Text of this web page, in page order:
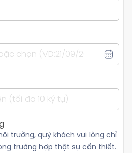
trường, quý khách vui lòng chỉ
trường hợp thật sự cần thiết.